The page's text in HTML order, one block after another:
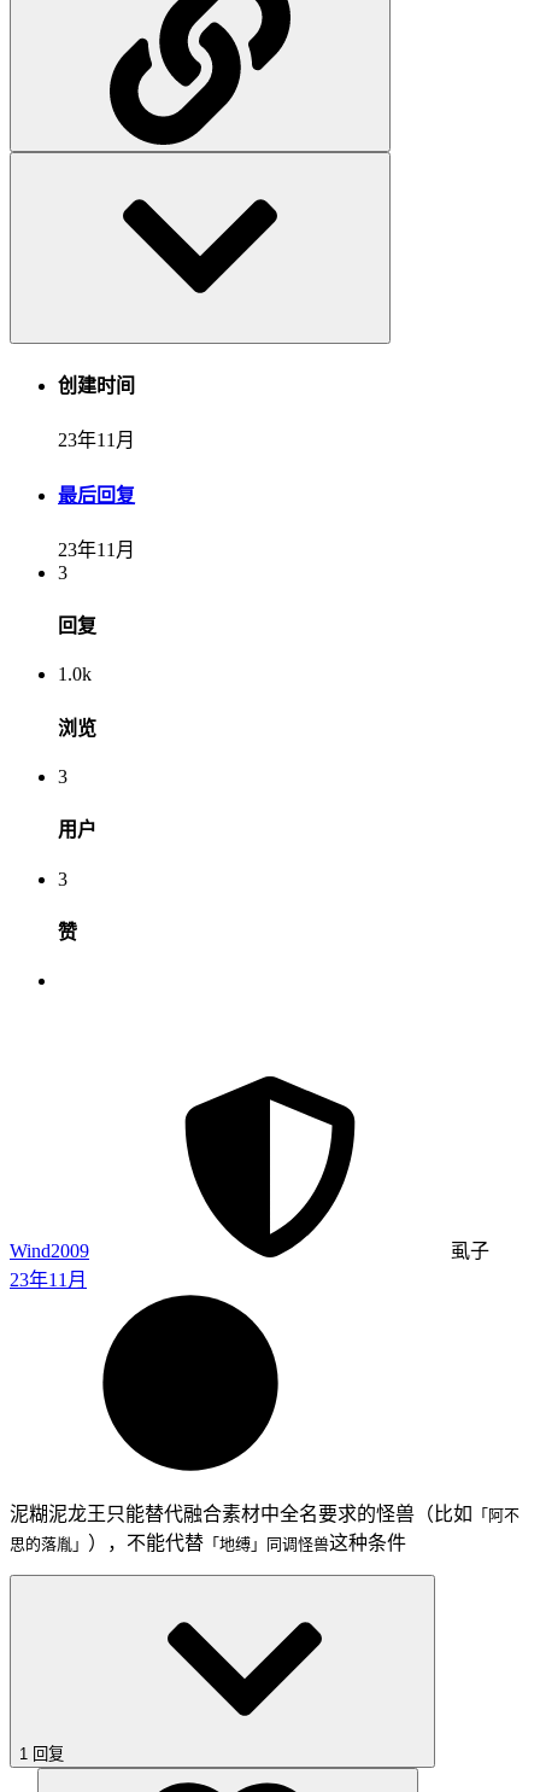
创建时间
23年11月
最后回复
23年11月
3
回复
1.0k
浏览
3
用户
3
赞
Wind2009
虱子
23年11月
泥糊泥龙王只能替代融合素材中全名要求的怪兽（比如
「阿不
思的落胤」 ），不能代替 「地缚」同调怪兽这种条件
1 回复